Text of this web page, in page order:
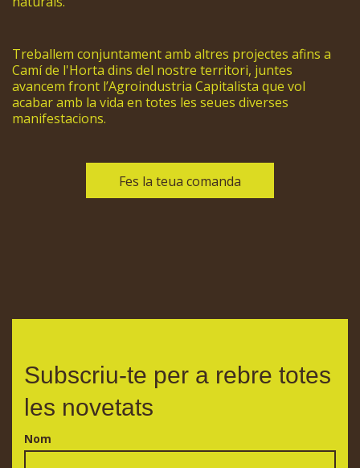
Treballem conjuntament amb altres projectes afins a
Camí de l'Horta dins del nostre territori, juntes
avancem front l’Agroindustria Capitalista que vol
acabar amb la vida en totes les seues diverses
manifestacions.
Fes la teua comanda
Subscriu-te per a rebre totes
les novetats
Nom